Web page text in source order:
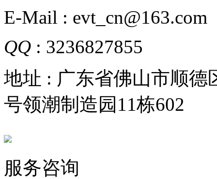
E-Mail : evt_cn@163.com
QQ : 3236827855
地址 : 广东省佛山市顺德
号领潮制造园11栋602
服务咨询